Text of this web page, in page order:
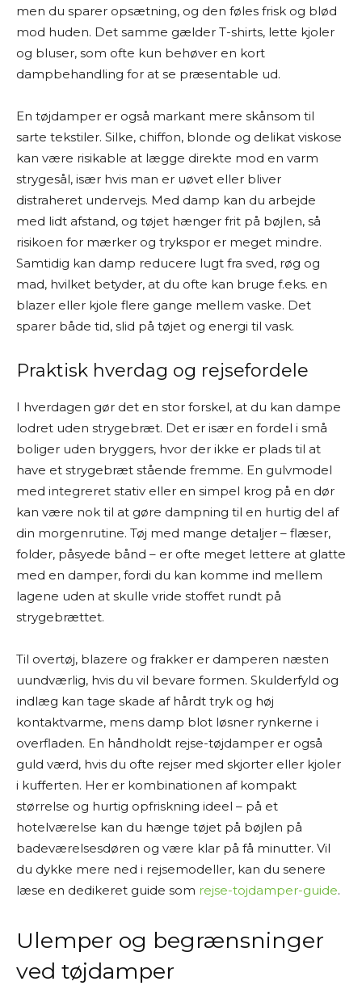
men du sparer opsætning, og den føles frisk og blød
mod huden. Det samme gælder T-shirts, lette kjoler
og bluser, som ofte kun behøver en kort
dampbehandling for at se præsentable ud.
En tøjdamper er også markant mere skånsom til
sarte tekstiler. Silke, chiffon, blonde og delikat viskose
kan være risikable at lægge direkte mod en varm
strygesål, især hvis man er uøvet eller bliver
distraheret undervejs. Med damp kan du arbejde
med lidt afstand, og tøjet hænger frit på bøjlen, så
risikoen for mærker og trykspor er meget mindre.
Samtidig kan damp reducere lugt fra sved, røg og
mad, hvilket betyder, at du ofte kan bruge f.eks. en
blazer eller kjole flere gange mellem vaske. Det
sparer både tid, slid på tøjet og energi til vask.
Praktisk hverdag og rejsefordele
I hverdagen gør det en stor forskel, at du kan dampe
lodret uden strygebræt. Det er især en fordel i små
boliger uden bryggers, hvor der ikke er plads til at
have et strygebræt stående fremme. En gulvmodel
med integreret stativ eller en simpel krog på en dør
kan være nok til at gøre dampning til en hurtig del af
din morgenrutine. Tøj med mange detaljer – flæser,
folder, påsyede bånd – er ofte meget lettere at glatte
med en damper, fordi du kan komme ind mellem
lagene uden at skulle vride stoffet rundt på
strygebrættet.
Til overtøj, blazere og frakker er damperen næsten
uundværlig, hvis du vil bevare formen. Skulderfyld og
indlæg kan tage skade af hårdt tryk og høj
kontaktvarme, mens damp blot løsner rynkerne i
overfladen. En håndholdt rejse-tøjdamper er også
guld værd, hvis du ofte rejser med skjorter eller kjoler
i kufferten. Her er kombinationen af kompakt
størrelse og hurtig opfriskning ideel – på et
hotelværelse kan du hænge tøjet på bøjlen på
badeværelsesdøren og være klar på få minutter. Vil
du dykke mere ned i rejsemodeller, kan du senere
læse en dedikeret guide som rejse-tojdamper-guide.
Ulemper og begrænsninger
ved tøjdamper